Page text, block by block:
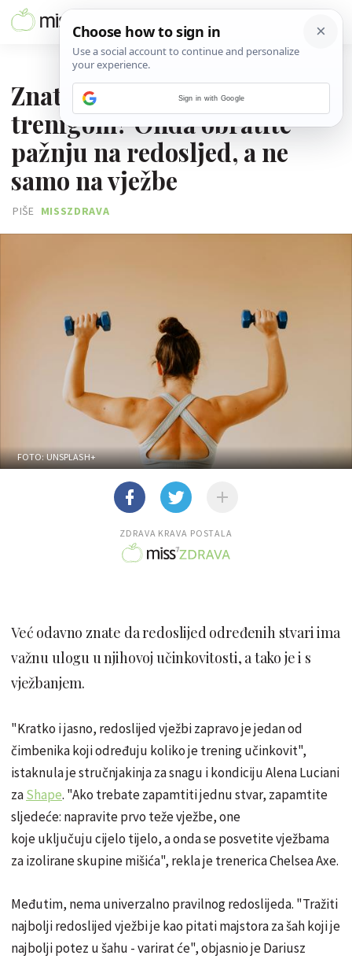
Znate što želite postići
trenigom? Onda obratite
pažnju na redosljed, a ne
samo na vježbe
PIŠE MISSZDRAVA
FOTO: UNSPLASH+
ZDRAVA KRAVA POSTALA
Već odavno znate da redoslijed određenih stvari ima
važnu ulogu u njihovoj učinkovitosti, a tako je i s
vježbanjem.
"Kratko i jasno, redoslijed vježbi zapravo je jedan od
čimbenika koji određuju koliko je trening učinkovit",
istaknula je stručnjakinja za snagu i kondiciju Alena Luciani
zaShape. "Ako trebate zapamtiti jednu stvar, zapamtite
sljedeće: napravite prvo teže vježbe, one
koje uključuju cijelo tijelo, a onda se posvetite vježbama
za izolirane skupine mišića", rekla je trenerica Chelsea Axe.
Međutim, nema univerzalno pravilnog redoslijeda. "Tražiti
najbolji redoslijed vježbi je kao pitati majstora za šah koji je
najbolji potez u šahu - varirat će", objasnio je Dariusz
Sign in with Google